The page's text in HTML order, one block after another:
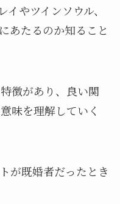
やツインソウル、
あたるのか知ること
徴があり、良い関
味を理解していく
が既婚者だったとき